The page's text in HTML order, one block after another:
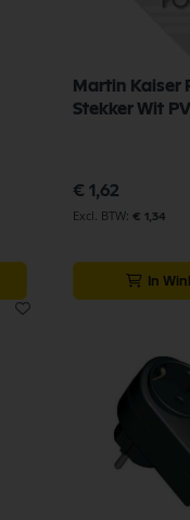
Martin Kaiser
Stekker Wit
€ 1,62
€ 1,34
In